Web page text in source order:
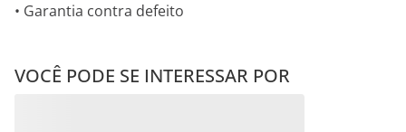
• Garantia contra defeito
VOCÊ PODE SE INTERESSAR POR